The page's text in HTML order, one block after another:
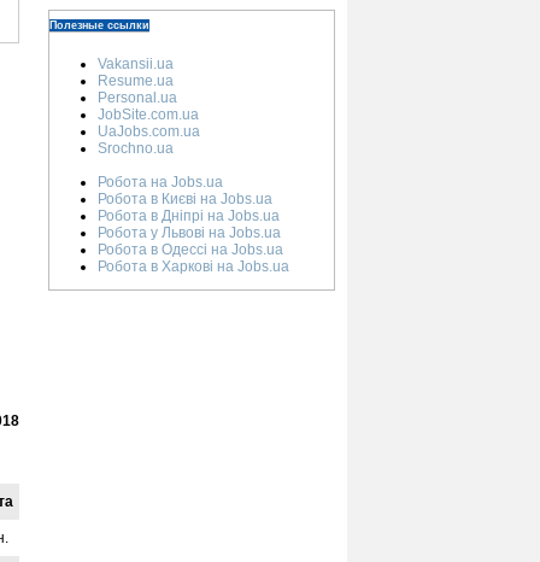
Полезные ссылки
Vakansii.ua
Resume.ua
Personal.ua
JobSite.com.ua
UaJobs.com.ua
Srochno.ua
Робота на Jobs.ua
Робота в Києві на Jobs.ua
Робота в Дніпрі на Jobs.ua
Робота у Львові на Jobs.ua
Робота в Одессі на Jobs.ua
Робота в Харкові на Jobs.ua